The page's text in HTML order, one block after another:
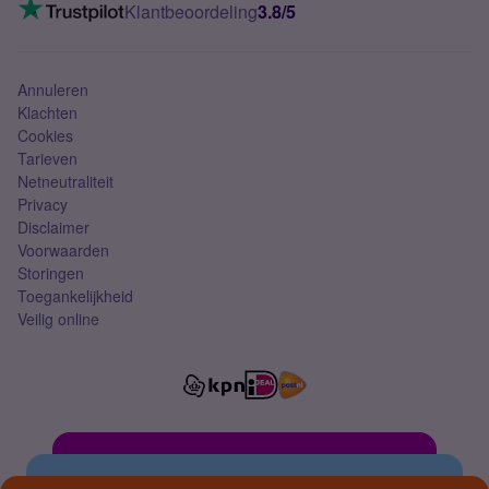
Mobiel abonnement
Klantbeoordeling3.8/5
Annuleren
Klachten
Cookies
Tarieven
Netneutraliteit
Privacy
Disclaimer
Voorwaarden
Storingen
Toegankelijkheid
Veilig online